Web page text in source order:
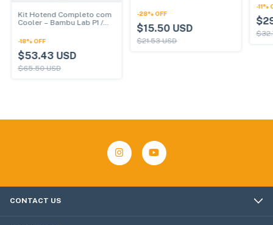
Kit Hotend Completo com
Cooler – Bambu Lab P1 /
-18%OFF
$53.43 USD
$65.50 USD
-28%OFF
$15.50 USD
$21.53 USD
-11%
CONTACT US